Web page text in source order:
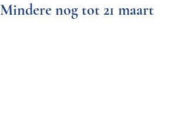
Mindere nog tot 21 maart